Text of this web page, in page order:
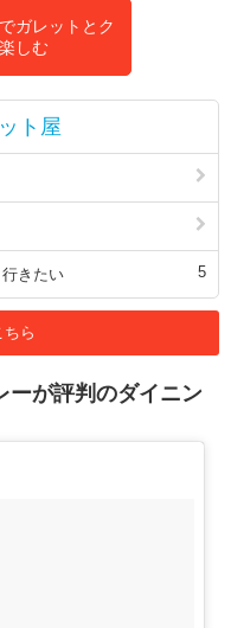
ガレットとク
しむ
ト屋
行きたい 5
ちら
ーが評判のダイニン